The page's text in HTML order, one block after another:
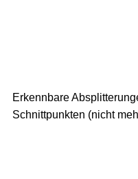
Erkennbare
Schnittpunkten (nicht